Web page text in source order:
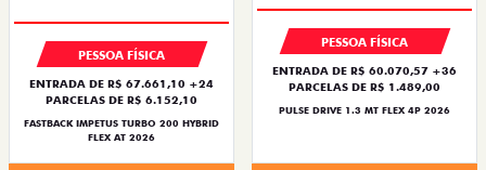
PESSOA FÍSICA
ENTRADA DE R$ 67.661,10 +24
PARCELAS DE R$ 6.152,10
FASTBACK IMPETUS TURBO 200 HYBRID
FLEX AT 2026
PESSOA FÍSICA
ENTRADA DE R$ 60.070,57 +36
PARCELAS DE R$ 1.489,00
PULSE DRIVE 1.3 MT FLEX 4P 2026